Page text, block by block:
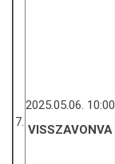
7.
2025.05.06. 10:00
VISSZAVONVA